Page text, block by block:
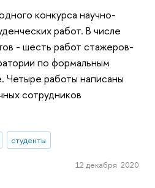
конкурса научно-
работ. В числе
- шесть работ стажеров-
по формальным
Четыре работы написаны
сотрудников
студенты
12 декабря 2020